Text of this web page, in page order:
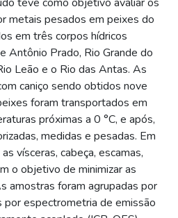
metais pesados em peixes do
em três corpos hídricos
Antônio Prado, Rio Grande do
Leão e o Rio das Antas. As
caniço sendo obtidos nove
foram transportados em
próximas a 0 °C, e após,
medidas e pesadas. Em
vísceras, cabeça, escamas,
o objetivo de minimizar as
amostras foram agrupadas por
por espectrometria de emissão